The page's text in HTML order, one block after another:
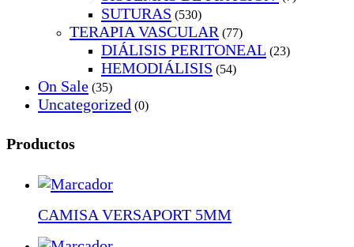
SUTURAS (530)
TERAPIA VASCULAR (77)
DIÁLISIS PERITONEAL (23)
HEMODIÁLISIS (54)
On Sale (35)
Uncategorized (0)
Productos
CAMISA VERSAPORT 5MM